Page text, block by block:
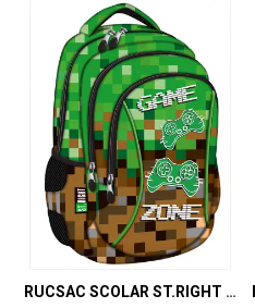
RUCSAC SCOLAR ST.RIGHT 3 COMPARTIMENTE GAME ZONE BP-26 301384